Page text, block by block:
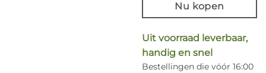
Nu kopen
Uit voorraad leverbaar,
handig en snel
Bestellingen die vóór 16:00